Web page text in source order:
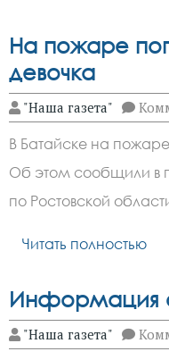
На пожаре
девочка
"Наша газета"
В Батайске на
Об этом сообщили в
по Ростовской
Читать полностью
Информация
"Наша газета"